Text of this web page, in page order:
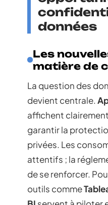
données
Les
matière de
La question des
devient centrale.
affichent
garantir la
privées. Les
attentifs ; la
de se renforcer.
outils comme